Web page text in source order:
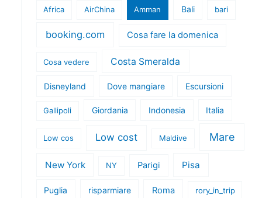
Africa AirChina Amman Bali bari
booking.com Cosa fare la domenica
Cosa vedere Costa Smeralda
Disneyland Dove mangiare Escursioni
Gallipoli Giordania Indonesia Italia
Low cos Low cost Maldive Mare
New York NY Parigi Pisa
Puglia risparmiare Roma rory_in_trip